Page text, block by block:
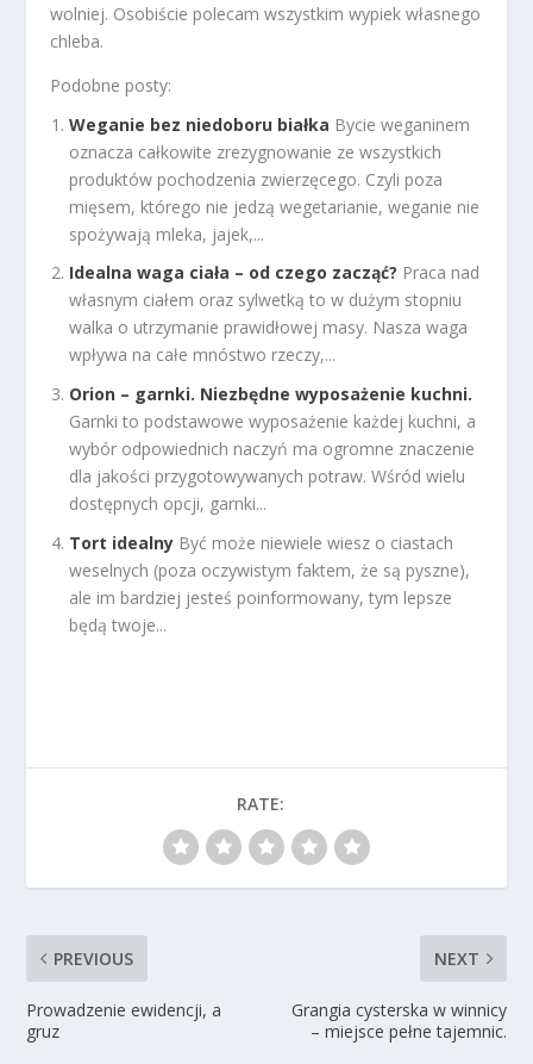
wolniej. Osobiście polecam wszystkim wypiek własnego
chleba.
Podobne posty:
Weganie bez niedoboru białka Bycie weganinem
oznacza całkowite zrezygnowanie ze wszystkich
produktów pochodzenia zwierzęcego. Czyli poza
mięsem, którego nie jedzą wegetarianie, weganie nie
spożywają mleka, jajek,...
Idealna waga ciała – od czego zacząć? Praca nad
własnym ciałem oraz sylwetką to w dużym stopniu
walka o utrzymanie prawidłowej masy. Nasza waga
wpływa na całe mnóstwo rzeczy,...
Orion – garnki. Niezbędne wyposażenie kuchni.
Garnki to podstawowe wyposażenie każdej kuchni, a
wybór odpowiednich naczyń ma ogromne znaczenie
dla jakości przygotowywanych potraw. Wśród wielu
dostępnych opcji, garnki...
Tort idealny Być może niewiele wiesz o ciastach
weselnych (poza oczywistym faktem, że są pyszne),
ale im bardziej jesteś poinformowany, tym lepsze
będą twoje...
RATE:
PREVIOUS
Prowadzenie ewidencji, a
gruz
NEXT
Grangia cysterska w winnicy
– miejsce pełne tajemnic.